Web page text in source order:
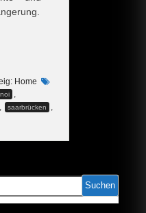
Home
,
, saarbrücken ,